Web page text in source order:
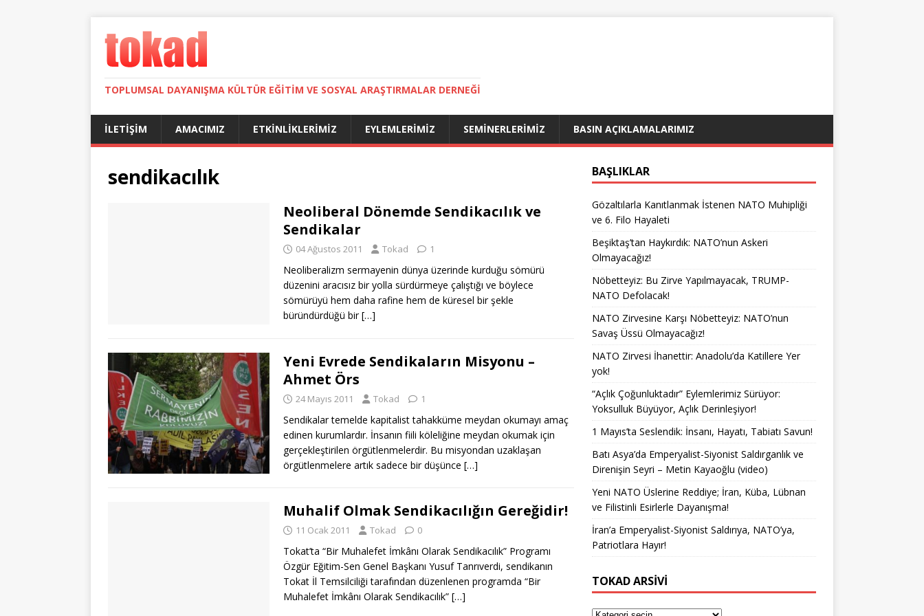
TOPLUMSAL DAYANIŞMA KÜLTÜR EĞITIM VE SOSYAL ARAŞTIRMALAR DERNEĞI
İLETIŞIM AMACIMIZ ETKINLIKLERIMIZ EYLEMLERIMIZ SEMINERLERIMIZ BASIN AÇIKLAMALARIMIZ
sendikacılık
Neoliberal Dönemde Sendikacılık ve
Sendikalar
04 Ağustos 2011 Tokad 1
Neoliberalizm sermayenin dünya üzerinde kurduğu sömürü
düzenini aracısız bir yolla sürdürmeye çalıştığı ve böylece
sömürüyü hem daha rafine hem de küresel bir şekle
büründürdüğü bir[…]
Yeni Evrede Sendikaların Misyonu –
Ahmet Örs
24 Mayıs 2011 Tokad 1
Sendikalar temelde kapitalist tahakküme meydan okumayı amaç
edinen kurumlardır. İnsanın fiili köleliğine meydan okumak için
gerçekleştirilen örgütlenmelerdir. Bu misyondan uzaklaşan
örgütlenmelere artık sadece bir düşünce […]
Muhalif Olmak Sendikacılığın Gereğidir!
11 Ocak 2011 Tokad 0
Tokat’ta “Bir Muhalefet İmkânı Olarak Sendikacılık” Programı
Özgür Eğitim-Sen Genel Başkanı Yusuf Tanrıverdi, sendikanın
Tokat İl Temsilciliği tarafından düzenlenen programda “Bir
Muhalefet İmkânı Olarak Sendikacılık” […]
BAŞLIKLAR
Gözaltılarla Kanıtlanmak İstenen NATO Muhipliği
ve 6. Filo Hayaleti
Beşiktaş’tan Haykırdık: NATO’nun Askeri
Olmayacağız!
Nöbetteyiz: Bu Zirve Yapılmayacak, TRUMP-
NATO Defolacak!
NATO Zirvesine Karşı Nöbetteyiz: NATO’nun
Savaş Üssü Olmayacağız!
NATO Zirvesi İhanettir: Anadolu’da Katillere Yer
yok!
“Açlık Çoğunluktadır” Eylemlerimiz Sürüyor:
Yoksulluk Büyüyor, Açlık Derinleşiyor!
1 Mayıs’ta Seslendik: İnsanı, Hayatı, Tabiatı Savun!
Batı Asya’da Emperyalist-Siyonist Saldırganlık ve
Direnişin Seyri – Metin Kayaoğlu (video)
Yeni NATO Üslerine Reddiye; İran, Küba, Lübnan
ve Filistinli Esirlerle Dayanışma!
İran’a Emperyalist-Siyonist Saldırıya, NATO’ya,
Patriotlara Hayır!
TOKAD ARSIVI